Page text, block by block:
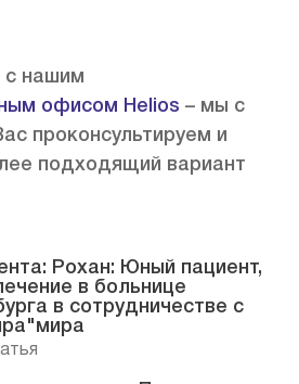
с нашим
офисом Helios – мы с
проконсультируем и
подходящий вариант
Рохан: Юный пациент,
в больнице
в сотрудничестве с